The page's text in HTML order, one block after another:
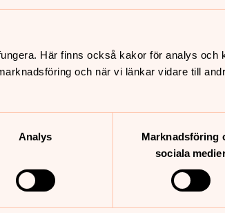
Här finns också kakor för analys och
och när vi länkar vidare till
Analys
Marknadsföring
sociala